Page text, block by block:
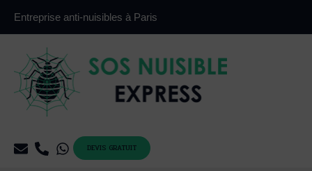
AllerEntreprise anti-nuisibles à Paris
DEVIS GRATUIT